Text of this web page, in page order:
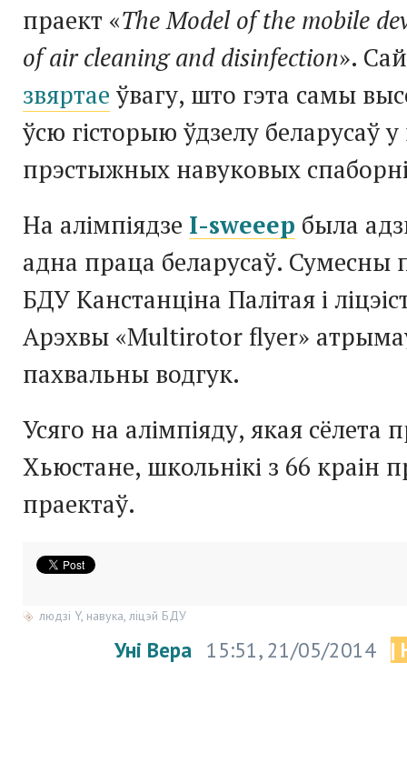
праект «The Model of the mobile
of air cleaning and disinfection».
звяртае ўвагу, што гэта самы
ўсю гісторыю ўдзелу беларусаў
прэстыжных навуковых
На алімпіядзе I-sweeep была
адна праца беларусаў. Сумесны
БДУ Канстанціна Палітая і
Арэхвы «Multirotor flyer»
пахвальны водгук.
Усяго на алімпіяду, якая сёлета
Хьюстане, школьнікі з 66 краін
праектаў.
людзі Y, навука ліцэй БДУ
Уні Вера 15:51, 21/05/2014 |